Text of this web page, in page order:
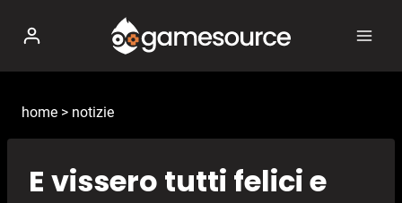
contenuto
home > notizie
E vissero tutti felici e